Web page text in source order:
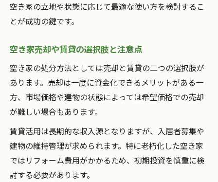
空き家の立地や状態に応じて最適な使い方を検討するこ
とが成功の鍵です。
空き家売却や賃貸の選択肢と注意点
空き家の処分方法としては売却と賃貸の二つの選択肢が
あります。売却は一度に資金化できるメリットがある一
方、市場価格や建物の状態によっては希望価格での売却
が難しい場合もあります。
賃貸活用は長期的な収入源となりますが、入居者募集や
建物の維持管理が求められます。特に老朽化した空き家
ではリフォーム費用がかかるため、初期投資を慎重に検
討する必要があります。